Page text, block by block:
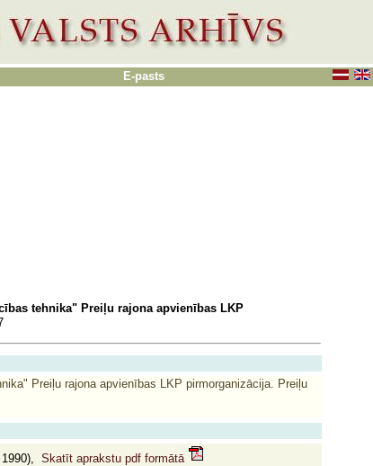
E-pasts
tehnika" Preiļu rajona apvienības LKP
Preiļu rajona apvienības LKP pirmorganizācija. Preiļu
Skatīt aprakstu pdf formātā